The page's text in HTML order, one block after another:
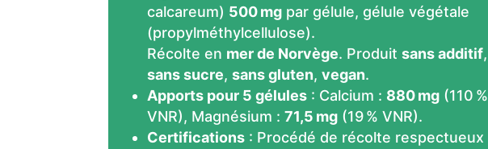
calcareum) 500 mg par gélule, gélule végétale
(propylméthylcellulose).
Récolte en mer de Norvège. Produitsans additif,
sans sucre,sans gluten,vegan.
Apports pour 5 gélules : Calcium : 880 mg (110 %
VNR), Magnésium :71,5 mg (19 % VNR).
Certifications : Procédé de récolte respectueux